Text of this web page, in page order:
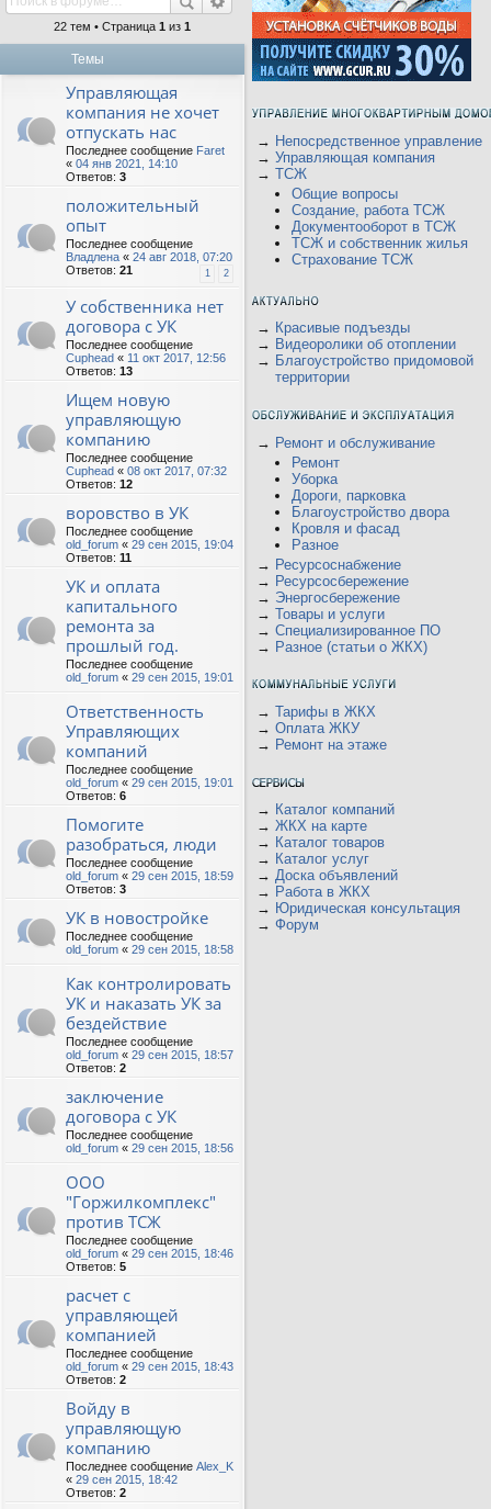
22 тем • Страница 1 из 1
Темы
Управляющая
компания не хочет
отпускать нас
Последнее сообщение Faret
« 04 янв 2021, 14:10
Ответов: 3
положительный
опыт
Последнее сообщение
Владлена « 24 авг 2018, 07:20
Ответов: 21 1 2
У собственника нет
договора с УК
Последнее сообщение
Cuphead « 11 окт 2017, 12:56
Ответов: 13
Ищем новую
управляющую
компанию
Последнее сообщение
Cuphead « 08 окт 2017, 07:32
Ответов: 12
воровство в УК
Последнее сообщение
old_forum « 29 сен 2015, 19:04
Ответов: 11
УК и оплата
капитального
ремонта за
прошлый год.
Последнее сообщение
old_forum « 29 сен 2015, 19:01
Ответственность
Управляющих
компаний
Последнее сообщение
old_forum « 29 сен 2015, 19:01
Ответов: 6
Помогите
разобраться, люди
Последнее сообщение
old_forum « 29 сен 2015, 18:59
Ответов: 3
УК в новостройке
Последнее сообщение
old_forum « 29 сен 2015, 18:58
Как контролировать
УК и наказать УК за
бездействие
Последнее сообщение
old_forum « 29 сен 2015, 18:57
Ответов: 2
заключение
договора с УК
Последнее сообщение
old_forum « 29 сен 2015, 18:56
ООО
"Горжилкомплекс"
против ТСЖ
Последнее сообщение
old_forum « 29 сен 2015, 18:46
Ответов: 5
расчет с
управляющей
компанией
Последнее сообщение
old_forum « 29 сен 2015, 18:43
Ответов: 2
Войду в
управляющую
компанию
Последнее сообщение Alex_K
« 29 сен 2015, 18:42
Ответов: 2
→ Непосредственное управление
→ Управляющая компания
→ ТСЖ
Общие вопросы
Создание, работа ТСЖ
Документооборот в ТСЖ
ТСЖ и собственник жилья
Страхование ТСЖ
→ Красивые подъезды
→ Видеоролики об отоплении
→ Благоустройство придомовой
территории
→ Ремонт и обслуживание
Ремонт
Уборка
Дороги, парковка
Благоустройство двора
Кровля и фасад
Разное
→ Ресурсоснабжение
→ Ресурсосбережение
→ Энергосбережение
→ Товары и услуги
→ Специализированное ПО
→ Разное (статьи о ЖКХ)
→ Тарифы в ЖКХ
→ Оплата ЖКУ
→ Ремонт на этаже
→ Каталог компаний
→ ЖКХ на карте
→ Каталог товаров
→ Каталог услуг
→ Доска объявлений
→ Работа в ЖКХ
→ Юридическая консультация
→ Форум